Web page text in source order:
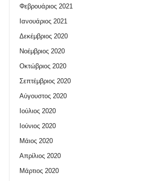
Φεβρουάριος 2021
Ιανουάριος 2021
Δεκέμβριος 2020
Νοέμβριος 2020
Οκτώβριος 2020
Σεπτέμβριος 2020
Αύγουστος 2020
Ιούλιος 2020
Ιούνιος 2020
Μάιος 2020
Απρίλιος 2020
Μάρτιος 2020